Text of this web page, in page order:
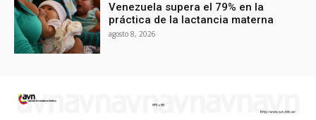
Venezuela supera el 79% en la
práctica de la lactancia materna
agosto 8, 2026